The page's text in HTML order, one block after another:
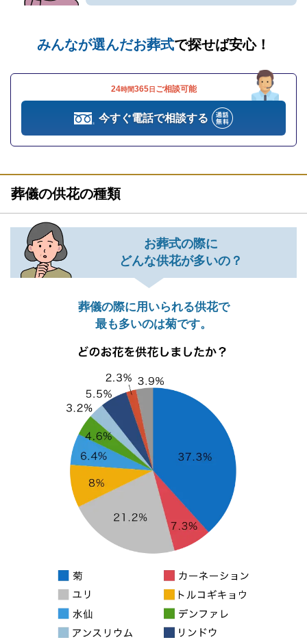
みんなが選んだお葬式で探せば安心！
24時間365日 ご相談可能
今すぐ電話で相談する
葬儀の供花の種類
お葬式の際に
どんな供花が多いの？
葬儀の際に用いられる供花で
最も多いのは菊です。